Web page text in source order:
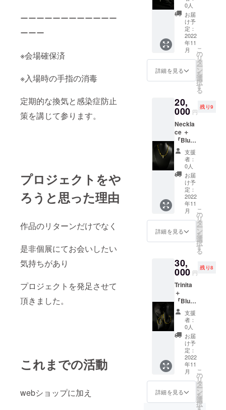
ーーーーーーーーーーーー
ーーー
※会場確保済
※入場時の手指の消毒
定期的な換気と感染症防止
策を講じて参ります。
プロジェクトをや
ろうと思った理由
作品のリターンだけでなく
是非個展にてお会いしたい
気持ちがあり
プロジェクトを発足させて
頂きました。
これまでの活動
webショップに加え
観、壮大な
作品。
身に付けた
方の魅力が
目が眩む程
眩しくなる
様なジュエ
リーを
フリー
ドリン
ク1杯チ
ケット
DM×1 ※
郵送に
てお送
りする
DMを個
展へご
持参頂
リンク
を1杯無
料で提
供させ
て頂き
ます。
新作
【canar
ia】 ク
ラウド
ファン
ディン
グ限定
天然石
シトリ
ン配置
Bracele
トリン
淡水
パール
ビン
テージ
ガラス
チェコ
ガラス
ガラス
ガラス
アクリ
length
20cm
materia
l citrine
freshw
0人
お届
け予
定：
2022
年11
月
詳細を見る
こ
の
リ
タ
ー
ン
を
選
択
す
る
20,
000 円
残り9
Neckla
ce ＋
『Blue
Night』
フリー
ドリン
ク1杯チ
ケット
DM×1 ※
郵送に
てお送
りする
DMを個
展へご
持参頂
くと ド
を1杯無
料で提
供させ
て頂き
ます。
新作
【canar
ia】 ク
ラウド
ファン
ディン
グ限定
天然石
シトリ
ン配置
Neckla
ce 長さ
支援
者：
0人
お届
け予
定：
2022
年11
月
詳細を見る
こ
の
リ
タ
ー
ン
を
選
択
す
る
30,
000 円
残り8
Trinita
＋
『Blue
Night』
フリー
ドリン
ク1杯チ
ケット
DM×1 ※
郵送に
てお送
りする
DMを個
展へご
持参頂
くと ド
支援
者：
0人
お届
け予
定：
2022
年11
月
詳細を見る
こ
の
リ
タ
ー
ン
を
選
択
す